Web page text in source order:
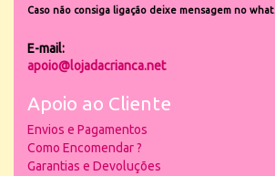
Caso não consiga ligação deixe mensagem no
E-mail:
apoio@lojadacrianca.net
Apoio ao Cliente
Envios e Pagamentos
Como Encomendar ?
Garantias e Devoluções